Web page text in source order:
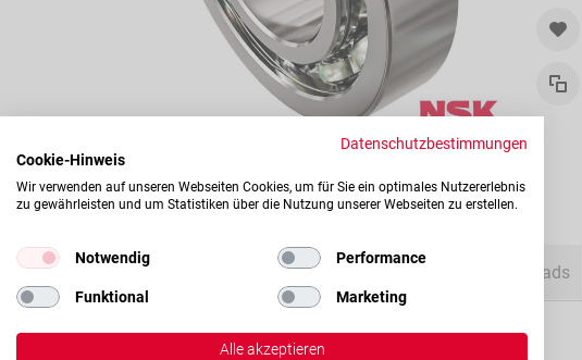
Zum
der
Produktbeschreibung
16014 N
Downloads
Datenschutzbestimmungen
Cookie-Hinweis
Wir verwenden auf unseren Webseiten Cookies, um für Sie ein optimales Nutzererlebnis
zu gewährleisten und um Statistiken über die Nutzung unserer Webseiten zu erstellen.
Notwendig Performance
Funktional Marketing
Alle akzeptieren